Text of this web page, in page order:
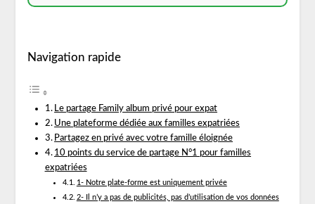
Navigation rapide
Le partage Family album privé pour expat
Une plateforme dédiée aux familles expatriées
Partagez en privé avec votre famille éloignée
10 points du service de partage N°1 pour familles
expatriées
1- Notre plate-forme est uniquement privée
2- Il n’y a pas de publicités, pas d’utilisation de vos données